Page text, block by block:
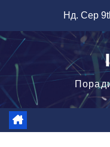
вмісту
Нд. Сер